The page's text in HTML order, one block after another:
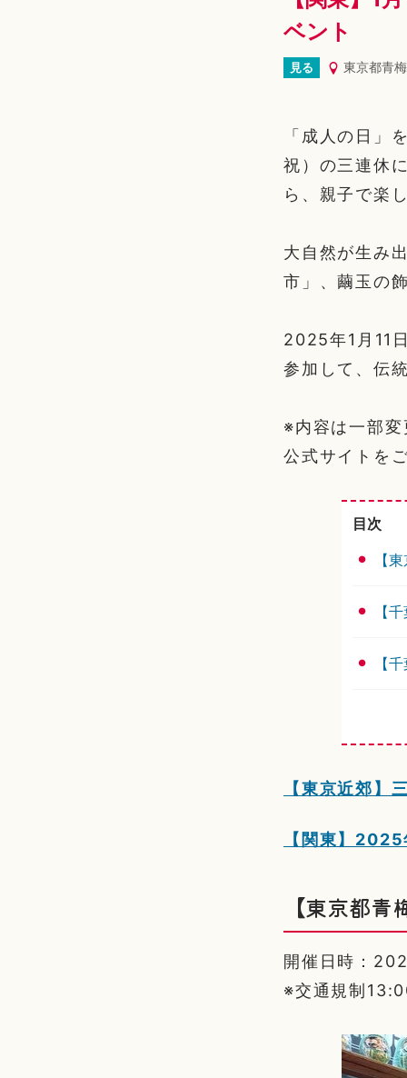
ベント
見る 東京都青
「成人の日」
祝）の三連休
ら、親子で楽
大自然が生み
市」、繭玉の
2025年1月11
参加して、伝
※内容は一部
公式サイトを
目次
【
【
【
【東京近郊】
【関東】
【東京都
開催日時：
※交通規制